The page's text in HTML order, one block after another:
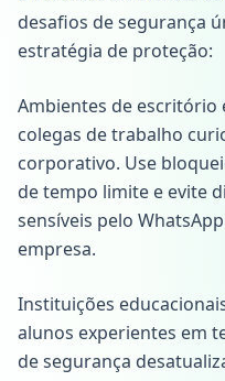
desafios de segurança
estratégia de proteção:
Ambientes de
colegas de trabalho
corporativo. Use
de tempo limite e evite
sensíveis pelo
empresa.
Instituições
alunos experientes em
de segurança